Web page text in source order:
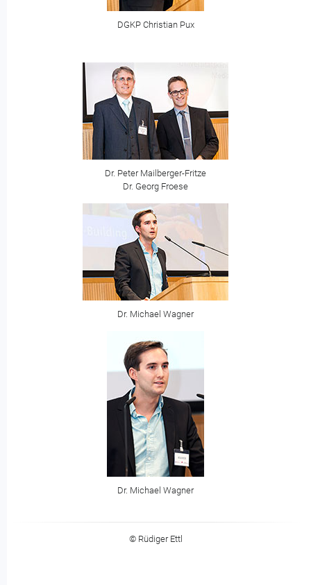
DGKP Christian Pux
Dr. Peter Mailberger-Fritze
Dr. Georg Froese
Dr. Michael Wagner
Dr. Michael Wagner
© Rüdiger Ettl